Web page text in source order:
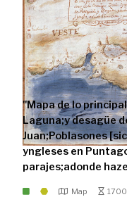
"Mapa de lo
Laguna;y desagüe
Juan;Poblasones
yngleses en
parajes;adonde
Map 1700